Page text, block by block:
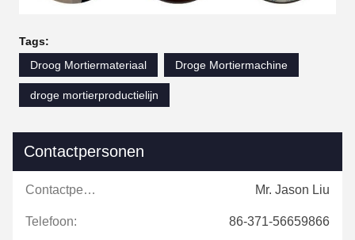
Tags:
Droog Mortiermateriaal
Droge Mortiermachine
droge mortierproductielijn
Contactpersonen
Contactpersonen: Mr. Jason Liu
Telefoon: 86-371-56659866